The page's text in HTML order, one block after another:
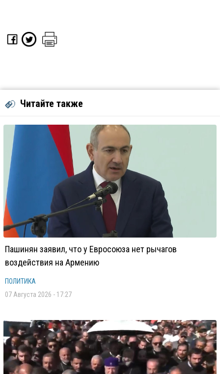
Читайте также
Пашинян заявил, что у Евросоюза нет рычагов
воздействия на Армению
ПОЛИТИКА
07 Августа 2026 - 17:27